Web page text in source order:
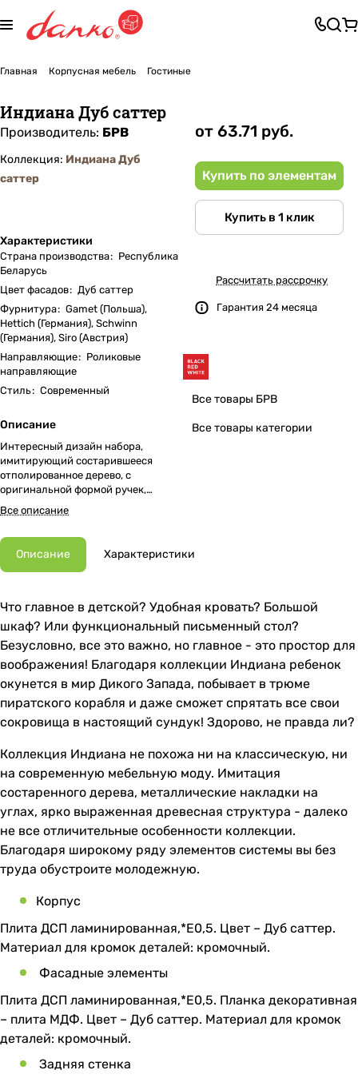
Главная Корпусная мебель Гостиные
Индиана Дуб саттер
Производитель: БРВ
Коллекция: Индиана Дуб
саттер
Характеристики
Страна производства: Республика
Беларусь
Цвет фасадов: Дуб саттер
Фурнитура: Gamet (Польша),
Hettich (Германия), Schwinn
(Германия), Siro (Австрия)
Направляющие: Роликовые
направляющие
Стиль: Современный
Описание
Интересный дизайн набора,
имитирующий состарившееся
отполированное дерево, с
оригинальной формой ручек,
придающий неповторимый
характер.
Все описание
от 63.71 руб.
Купить по элементам
Купить в 1 клик
Рассчитать рассрочку
Гарантия 24 месяца
Все товары БРВ
Все товары категории
Описание Характеристики
Что главное в детской? Удобная кровать? Большой
шкаф? Или функциональный письменный стол?
Безусловно, все это важно, но главное - это простор для
воображения! Благодаря коллекции Индиана ребенок
окунется в мир Дикого Запада, побывает в трюме
пиратского корабля и даже сможет спрятать все свои
сокровища в настоящий сундук! Здорово, не правда ли?
Коллекция Индиана не похожа ни на классическую, ни
на современную мебельную моду. Имитация
состаренного дерева, металлические накладки на
углах, ярко выраженная древесная структура - далеко
не все отличительные особенности коллекции.
Благодаря широкому ряду элементов системы вы без
труда обустроите молодежную.
Корпус
Плита ДСП ламинированная,*Е0,5. Цвет – Дуб саттер.
Материал для кромок деталей: кромочный.
Фасадные элементы
Плита ДСП ламинированная,*Е0,5. Планка декоративная
– плита МДФ. Цвет – Дуб саттер. Материал для кромок
деталей: кромочный.
Задняя стенка